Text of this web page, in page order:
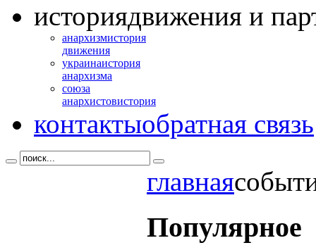
историядвижения и
анархизмистория
движения
украинаистория
анархизма
союза
анархистовистория
контактыобратная связь
главная
Популярное